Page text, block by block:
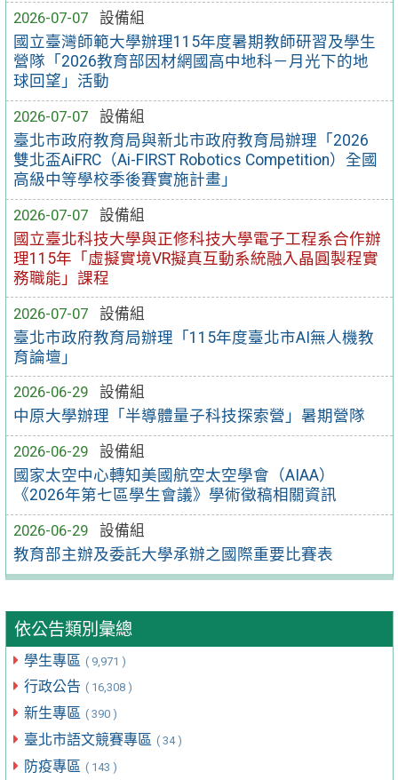
2026-07-07
設備組
國立臺灣師範大學辦理115年度暑期教師研習及學生
營隊「2026教育部因材網國高中地科－月光下的地
球回望」活動
2026-07-07
設備組
臺北市政府教育局與新北市政府教育局辦理「2026
雙北盃AiFRC（Ai-FIRST Robotics Competition）全國
高級中等學校季後賽實施計畫」
2026-07-07
設備組
國立臺北科技大學與正修科技大學電子工程系合作辦
理115年「虛擬實境VR擬真互動系統融入晶圓製程實
務職能」課程
2026-07-07
設備組
臺北市政府教育局辦理「115年度臺北市AI無人機教
育論壇」
2026-06-29
設備組
中原大學辦理「半導體量子科技探索營」暑期營隊
2026-06-29
設備組
國家太空中心轉知美國航空太空學會（AIAA）
《2026年第七區學生會議》學術徵稿相關資訊
2026-06-29
設備組
教育部主辦及委託大學承辦之國際重要比賽表
依公告類別彙總
學生專區 ( 9,971 )
行政公告 ( 16,308 )
新生專區 ( 390 )
臺北市語文競賽專區 ( 34 )
防疫專區 ( 143 )